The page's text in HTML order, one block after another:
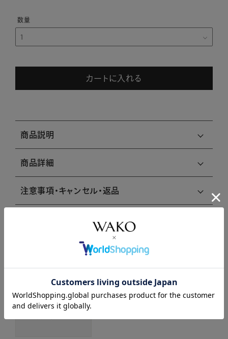
カートに入れる
商品説明
商品詳細
注意事項・キャンセル・返品